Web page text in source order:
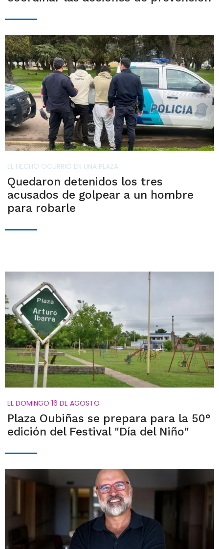
EL HECHO OCURRIÓ EN UNA PLAZA
Quedaron detenidos los tres
acusados de golpear a un hombre
para robarle
EL DOMINGO 16 DE AGOSTO
Plaza Oubiñas se prepara para la 50°
edición del Festival "Día del Niño"